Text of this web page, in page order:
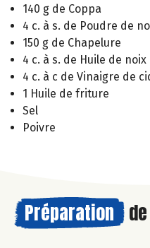
140 g de Coppa
4 c. à s. de Poudre de
150 g de Chapelure
4 c. à s. de Huile de noix
4 c. à c de Vinaigre de
1 Huile de friture
Sel
Poivre
Préparation